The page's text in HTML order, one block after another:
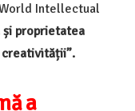
Intellectual
și proprietatea
a